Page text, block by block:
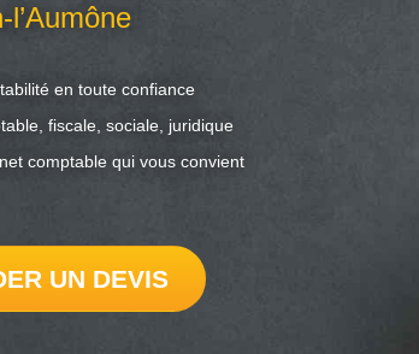
en toute confiance
fiscale, sociale, juridique
comptable qui vous convient
UN DEVIS